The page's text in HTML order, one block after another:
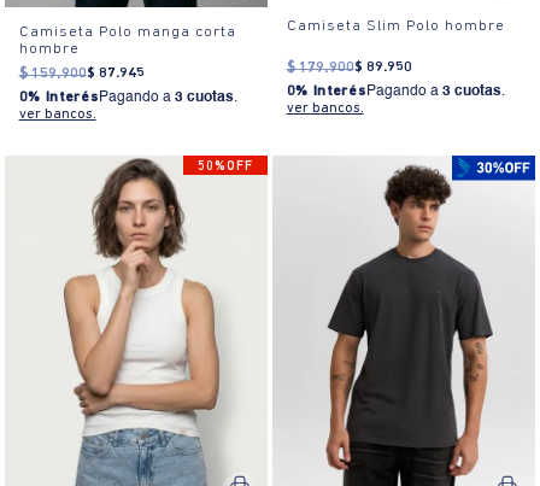
Camiseta Polo manga corta
hombre
$ 159.900$ 87.945
0% Interés Pagando a 3 cuotas.
ver bancos.
Camiseta Slim Polo hombre
$ 179.900$ 89.950
0% Interés Pagando a 3 cuotas.
ver bancos.
50%OFF